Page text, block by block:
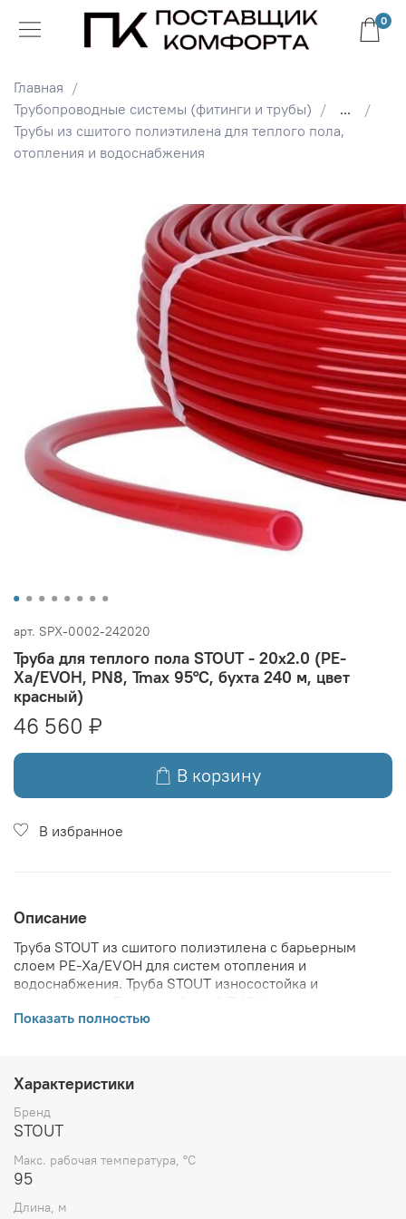
0
Главная
Трубопроводные системы (фитинги и трубы)
...
Трубы из сшитого полиэтилена для теплого пола,
отопления и водоснабжения
арт. SPX-0002-242020
Труба для теплого пола STOUT - 20x2.0 (PE-
Xa/EVOH, PN8, Tmax 95°C, бухта 240 м, цвет
красный)
46 560 ₽
В корзину
В избранное
Описание
Труба STOUT из сшитого полиэтилена с барьерным
слоем PE-Xa/EVOH для систем отопления и
водоснабжения. Труба STOUT износостойка и
проникновению кислорода в систему трубопровода. Не
внутренняя поверхность стенки не способствует
отложению солей жесткости, накипи, окалины и т.д.
Трубы из сшитого полиэтилена (в отличие от
свойствами.
Показать полностью
Характеристики
Бренд
STOUT
Макс. рабочая температура, °С
95
Длина, м